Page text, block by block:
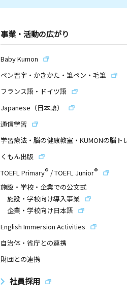
事業・活動の広がり
Baby Kumon
ペン習字・かきかた・筆ペン・毛筆
フランス語・ドイツ語
Japanese（日本語）
通信学習
学習療法・脳の健康教室・KUMONの脳ト
くもん出版
TOEFL Primary® /TOEFL Junior®
施設・学校・企業での公文式
施設・学校向け導入事業
企業・学校向け日本語
English Immersion Activities
自治体・省庁との連携
財団との連携
社員採用